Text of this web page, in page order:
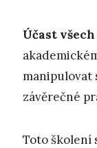
Účast
manipulovat
závěrečné
Toto školení